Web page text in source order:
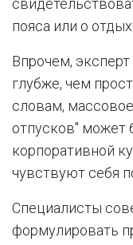
пояса или о
Впрочем, эксперт
глубже, чем
словам,
отпусков" может
корпоративной
чувствуют себя
Специалисты
формулировать